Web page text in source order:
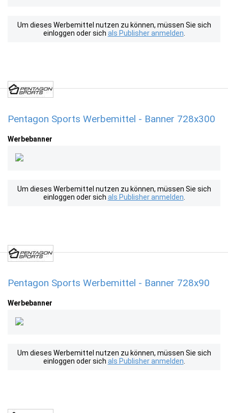
Um dieses Werbemittel nutzen zu können, müssen Sie sich
einloggen oder sich als Publisher anmelden
Pentagon Sports Werbemittel - Banner 728x300
Werbebanner
Um dieses Werbemittel nutzen zu können, müssen Sie sich
einloggen oder sich als Publisher anmelden
Pentagon Sports Werbemittel - Banner 728x90
Werbebanner
Um dieses Werbemittel nutzen zu können, müssen Sie sich
einloggen oder sich als Publisher anmelden